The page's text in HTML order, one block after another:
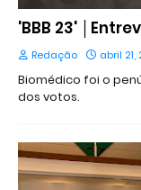
'BBB 23'
Redação abril 21,
Biomédico foi o
dos votos.